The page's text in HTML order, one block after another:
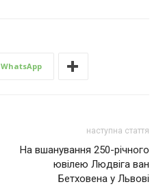
WhatsApp
наступна стаття
На вшанування 250-річного
ювілею Людвіга ван
Бетховена у Львові